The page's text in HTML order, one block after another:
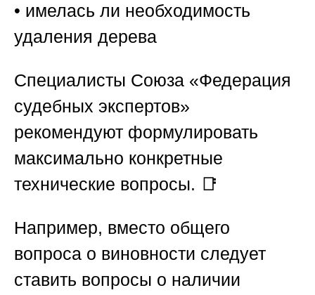
• имелась ли необходимость
удаления дерева
Специалисты Союза «Федерация
судебных экспертов»
рекомендуют формулировать
максимально конкретные
технические вопросы. 📑
Например, вместо общего
вопроса о виновности следует
ставить вопросы о наличии